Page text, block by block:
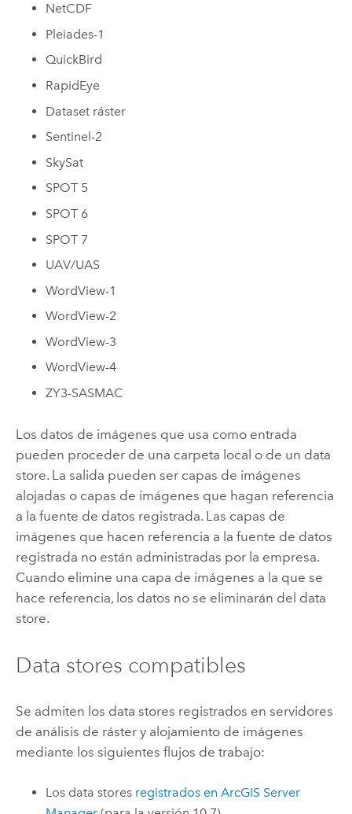
NetCDF
Pleiades-1
QuickBird
RapidEye
Dataset ráster
Sentinel-2
SkySat
SPOT 5
SPOT 6
SPOT 7
UAV/UAS
WordView-1
WordView-2
WordView-3
WordView-4
ZY3-SASMAC
Los datos de imágenes que usa como entrada
pueden proceder de una carpeta local o de un data
store. La salida pueden ser capas de imágenes
alojadas o capas de imágenes que hagan referencia
a la fuente de datos registrada. Las capas de
imágenes que hacen referencia a la fuente de datos
registrada no están administradas por la empresa.
Cuando elimine una capa de imágenes a la que se
hace referencia, los datos no se eliminarán del data
store.
Data stores compatibles
Se admiten los data stores registrados en servidores
de análisis de ráster y alojamiento de imágenes
mediante los siguientes flujos de trabajo:
Los data stores registrados enArcGIS Server